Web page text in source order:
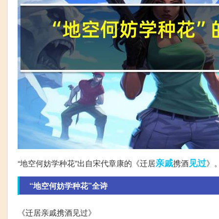
“地空何妨学种花”出自宋代章康的《迁居亲戚携酒见过》
“地空何妨学种花”全诗
《迁居亲戚携酒见过》